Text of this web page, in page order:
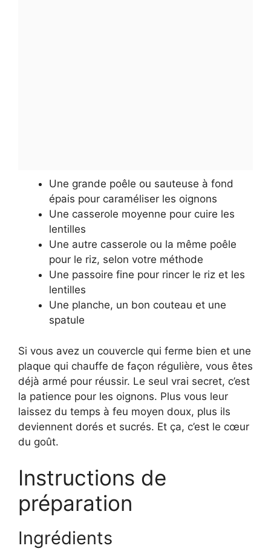
Une grande poêle ou sauteuse à fond
épais pour caraméliser les oignons
Une casserole moyenne pour cuire les
lentilles
Une autre casserole ou la même poêle
pour le riz, selon votre méthode
Une passoire fine pour rincer le riz et les
lentilles
Une planche, un bon couteau et une
spatule
Si vous avez un couvercle qui ferme bien et une
plaque qui chauffe de façon régulière, vous êtes
déjà armé pour réussir. Le seul vrai secret, c’est
la patience pour les oignons. Plus vous leur
laissez du temps à feu moyen doux, plus ils
deviennent dorés et sucrés. Et ça, c’est le cœur
du goût.
Instructions de
préparation
Ingrédients